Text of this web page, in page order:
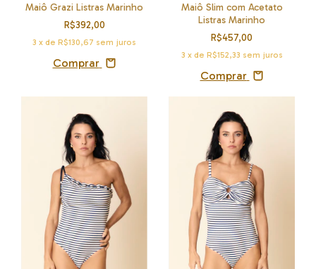
Maiô Grazi Listras Marinho
R$392,00
3 x de R$130,67 sem juros
Comprar
Maiô Slim com Acetato
Listras Marinho
R$457,00
3 x de R$152,33 sem juros
Comprar